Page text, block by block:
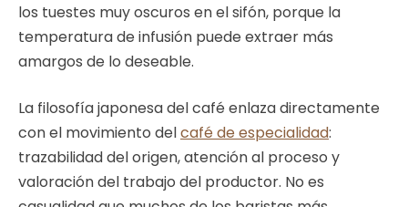
los tuestes muy oscuros en el sifón, porque la
temperatura de infusión puede extraer más
amargos de lo deseable.
La filosofía japonesa del café enlaza directamente
con el movimiento delcafé de especialidad:
trazabilidad del origen, atención al proceso y
valoración del trabajo del productor. No es